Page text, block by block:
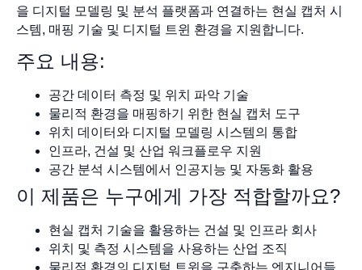
을 디지털 모델링 및 분석 플랫폼과 연결하는 현실 캡처 시
스템, 매핑 기술 및 디지털 트윈 환경을 지원합니다.
주요 내용:
공간 데이터 측정 및 위치 파악 기술
물리적 환경을 매핑하기 위한 현실 캡처 도구
위치 데이터와 디지털 모델링 시스템의 통합
인프라, 건설 및 산업 워크플로우 지원
공간 분석 시스템에서 인공지능 및 자동화 활용
이 제품은 누구에게 가장 적합할까요?
현실 캡처 기술을 활용하는 건설 및 인프라 회사
위치 및 측정 시스템을 사용하는 산업 조직
물리적 환경의 디지털 트윈을 구축하는 엔지니어들